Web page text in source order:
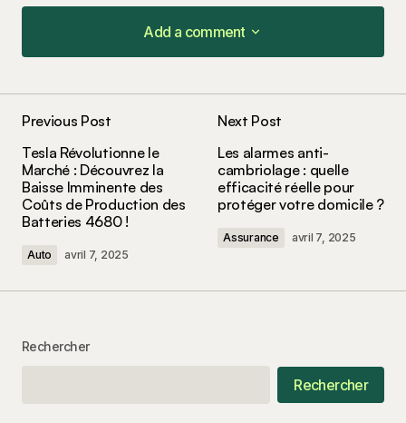
Add a comment
Add a comment
champs obligatoires sont indiqués avec*
Comment*
Previous Post
Tesla Révolutionne le
Marché : Découvrez la
Baisse Imminente des
Coûts de Production des
Batteries 4680 !
Auto avril 7, 2025
Next Post
Les alarmes anti-
cambriolage : quelle
efficacité réelle pour
protéger votre domicile ?
Assurance avril 7, 2025
Rechercher
Rechercher